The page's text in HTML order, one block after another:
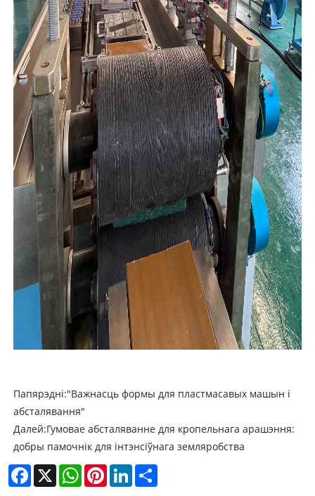
Папярэдні:"Важнасць формы для пластмасавых машын і
абсталявання"
Далей:Гумовае абсталяванне для кропельнага арашэння:
добры памочнік для інтэнсіўнага земляробства
Facebook
X WhatsAppPinterestLinkedIn